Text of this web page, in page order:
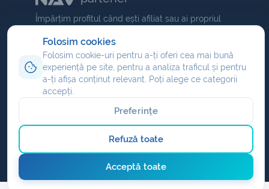
Folosim cookies
Folosim cookie-uri pentru a-ți oferi cea mai bună
experiență pe site, pentru a analiza traficul și pentru
a-ți afișa conținut relevant. Poți alege ce categorii
accepți.
Preferințe
Refuză toate
Acceptă toate
Împărțim profitul când ești afiliat sau ai propriul
comision dacă ești partener
Program de afiliere
Reseller hosting
Partener domenii
Copyright © 2026 NAV Communications. Toate drepturile